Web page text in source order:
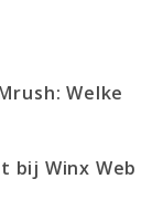
Welke
bij Winx Web